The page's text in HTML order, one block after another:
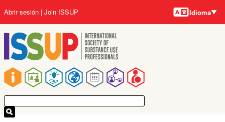
al
contenido
principal
Main
navigation
User
account
menu
Abrir sesión Join ISSUP Idiomas
Idioma